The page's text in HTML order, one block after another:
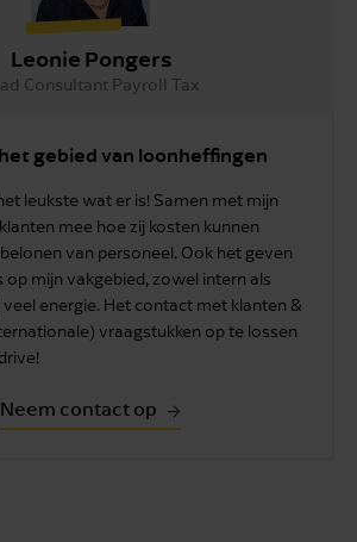
Leonie Pongers
Consultant Payroll Tax
gebied van loonheffingen
leukste wat er is! Samen met mijn
mee hoe zij kosten kunnen
van personeel. Ook het geven
op mijn vakgebied, zowel intern als
energie. Het contact met klanten &
vraagstukken op te lossen
Neem contact op